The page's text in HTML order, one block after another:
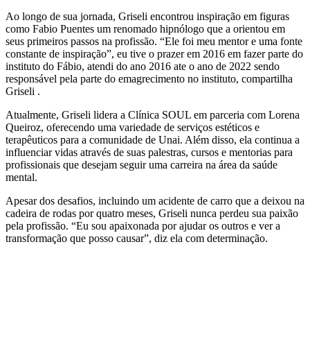
Ao longo de sua jornada, Griseli encontrou inspiração em figuras
como Fabio Puentes um renomado hipnólogo que a orientou em
seus primeiros passos na profissão. “Ele foi meu mentor e uma fonte
constante de inspiração”, eu tive o prazer em 2016 em fazer parte do
instituto do Fábio, atendi do ano 2016 ate o ano de 2022 sendo
responsável pela parte do emagrecimento no instituto, compartilha
Griseli .
Atualmente, Griseli lidera a Clínica SOUL em parceria com Lorena
Queiroz, oferecendo uma variedade de serviços estéticos e
terapêuticos para a comunidade de Unai. Além disso, ela continua a
influenciar vidas através de suas palestras, cursos e mentorias para
profissionais que desejam seguir uma carreira na área da saúde
mental.
Apesar dos desafios, incluindo um acidente de carro que a deixou na
cadeira de rodas por quatro meses, Griseli nunca perdeu sua paixão
pela profissão. “Eu sou apaixonada por ajudar os outros e ver a
transformação que posso causar”, diz ela com determinação.